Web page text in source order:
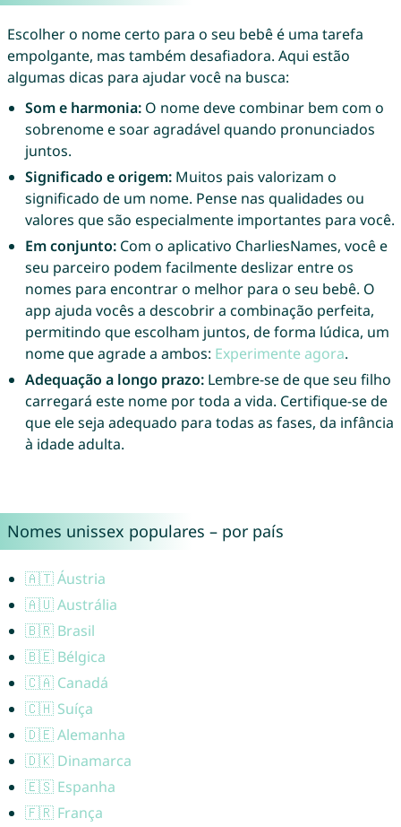
Escolher o nome certo para o seu bebê é uma tarefa
empolgante, mas também desafiadora. Aqui estão
algumas dicas para ajudar você na busca:
Som e harmonia:O nome deve combinar bem com o
sobrenome e soar agradável quando pronunciados
juntos.
Significado e origem:Muitos pais valorizam o
significado de um nome. Pense nas qualidades ou
valores que são especialmente importantes para você.
Em conjunto:Com o aplicativo CharliesNames, você e
seu parceiro podem facilmente deslizar entre os
nomes para encontrar o melhor para o seu bebê. O
app ajuda vocês a descobrir a combinação perfeita,
permitindo que escolham juntos, de forma lúdica, um
nome que agrade a ambos: Experimente agora.
Adequação a longo prazo:Lembre-se de que seu filho
carregará este nome por toda a vida. Certifique-se de
que ele seja adequado para todas as fases, da infância
à idade adulta.
Nomes unissex populares – por país
🇦🇹 Áustria
🇦🇺 Austrália
🇧🇷 Brasil
🇧🇪 Bélgica
🇨🇦 Canadá
🇨🇭 Suíça
🇩🇪 Alemanha
🇩🇰 Dinamarca
🇪🇸 Espanha
🇫🇷 França